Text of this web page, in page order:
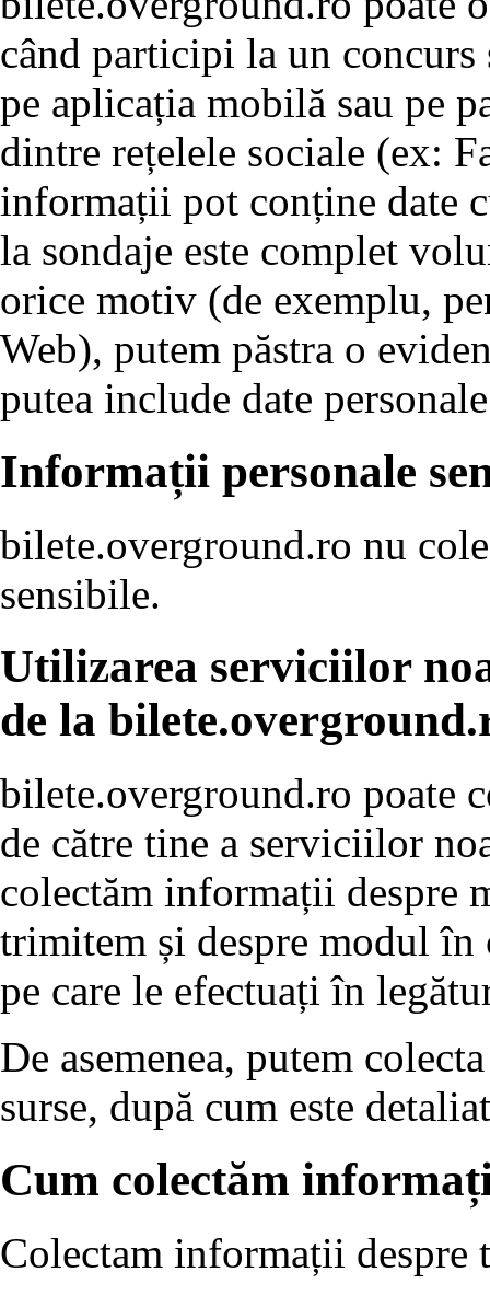
când participi la un
pe aplicația mobilă sau pe
dintre rețelele sociale (ex:
informații pot conține date
la sondaje este complet
orice motiv (de exemplu,
Web), putem păstra o
putea include date
Informații personale
bilete.overground.ro nu
sensibile.
Utilizarea serviciilor
de la
bilete.overground.ro poate
de către tine a serviciilor
colectăm informații despre
trimitem și despre modul în
pe care le efectuați în
De asemenea, putem
surse, după cum este
Cum colectăm
Colectam informații